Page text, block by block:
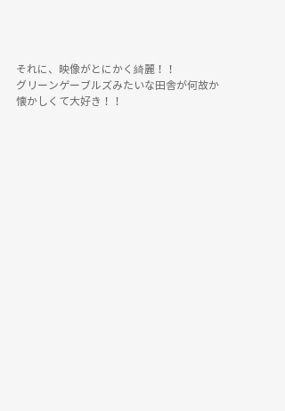
それに、映像がとにかく綺麗！！
グリーンゲーブルズみたいな田舎が何故か
懐かしくて大好き！！